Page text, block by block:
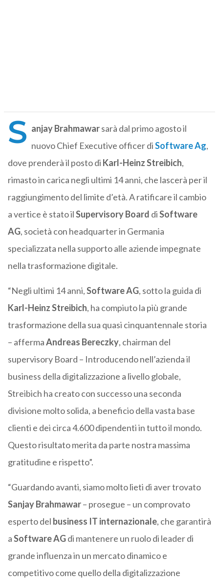
S anjay Brahmawarsarà dal primo agosto il
nuovo Chief Executive officer diSoftware Ag,
dove prenderà il posto di Karl-Heinz Streibich,
rimasto in carica negli ultimi 14 anni, che lascerà per il
raggiungimento del limite d’età. A ratificare il cambio
a vertice è stato ilSupervisory Board diSoftware
AG, società con headquarter in Germania
specializzata nella supporto alle aziende impegnate
nella trasformazione digitale.
“Negli ultimi 14 anni,Software AG, sotto la guida di
Karl-Heinz Streibich, ha compiuto la più grande
trasformazione della sua quasi cinquantennale storia
– affermaAndreas Bereczky, chairman del
supervisory Board – Introducendo nell’azienda il
business della digitalizzazione a livello globale,
Streibich ha creato con successo una seconda
divisione molto solida, a beneficio della vasta base
clienti e dei circa 4.600 dipendenti in tutto il mondo.
Questo risultato merita da parte nostra massima
gratitudine e rispetto”.
“Guardando avanti, siamo molto lieti di aver trovato
Sanjay Brahmawar– prosegue – un comprovato
esperto del business IT internazionale, che garantirà
aSoftware AGdi mantenere un ruolo di leader di
grande influenza in un mercato dinamico e
competitivo come quello della digitalizzazione